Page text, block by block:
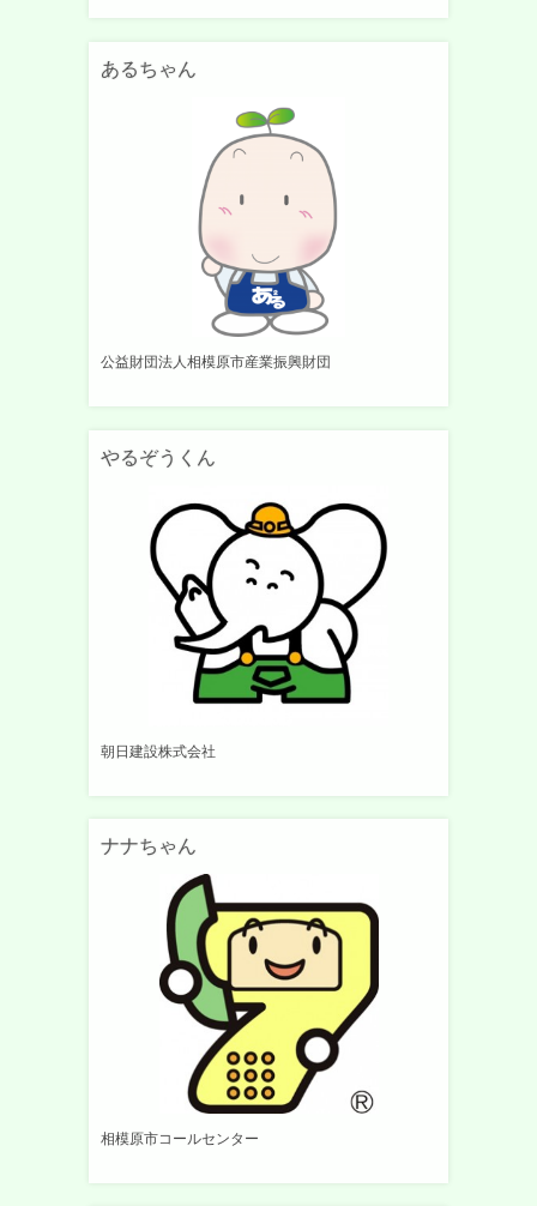
あるちゃん
公益財団法人相模原市産業振興財団
やるぞうくん
朝日建設株式会社
ナナちゃん
相模原市コールセンター